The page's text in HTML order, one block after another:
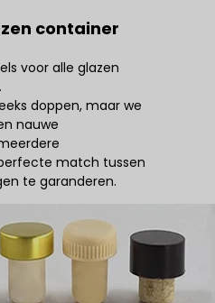
container
voor alle glazen
doppen, maar we
nauwe
match tussen
te garanderen.